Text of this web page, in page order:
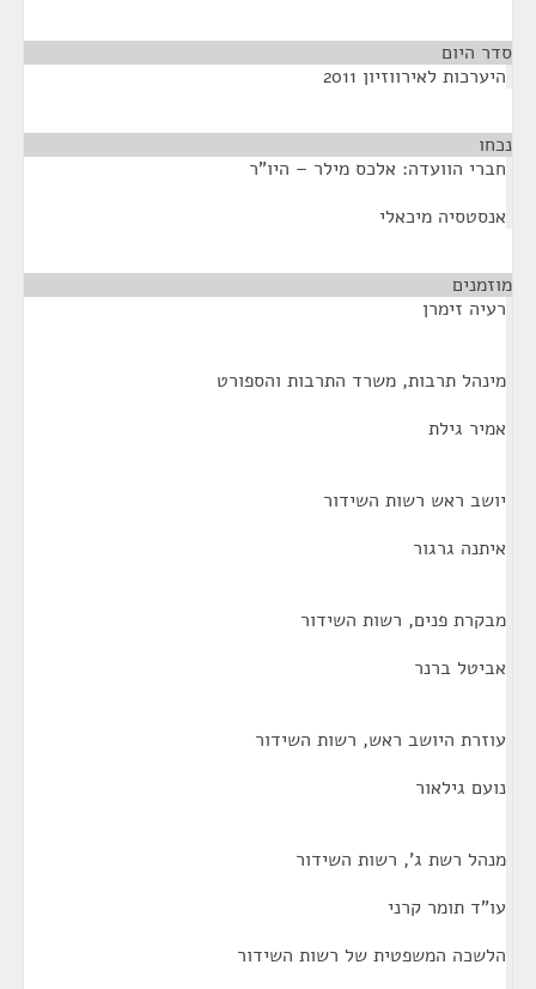
סדר היום
היערכות לאירווזיון 2011
נכחו
חברי הוועדה: אלכס מילר – היו"ר
אנסטסיה מיכאלי
מוזמנים
רעיה זימרן
מינהל תרבות, משרד התרבות והספורט
אמיר גילת
יושב ראש רשות השידור
איתנה גרגור
מבקרת פנים, רשות השידור
אביטל ברנר
עוזרת היושב ראש, רשות השידור
נועם גילאור
מנהל רשת ג', רשות השידור
עו"ד תומר קרני
הלשכה המשפטית של רשות השידור